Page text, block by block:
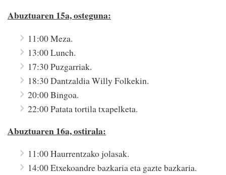
Abuztuaren 15a, osteguna:
11:00 Meza.
13:00 Lunch.
17:30 Puzgarriak.
18:30 Dantzaldia Willy Folkekin.
20:00 Bingoa.
22:00 Patata tortila txapelketa.
Abuztuaren 16a, ostirala:
11:00 Haurrentzako jolasak.
14:00 Etxekoandre bazkaria eta gazte bazkaria.